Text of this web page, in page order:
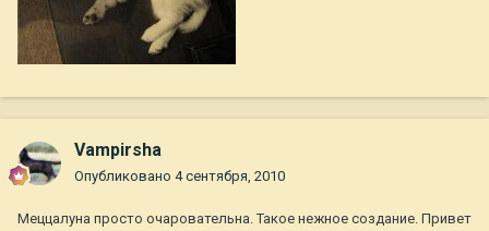
Vampirsha
Опубликовано 4 сентября, 2010
Меццалуна просто очаровательна. Такое нежное создание. Привет